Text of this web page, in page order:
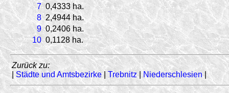
7 0,4333 ha.
8 2,4944 ha.
9 0,2406 ha.
10 0,1128 ha.
Zurück zu:
|Städte und Amtsbezirke|Trebnitz|Niederschlesien|